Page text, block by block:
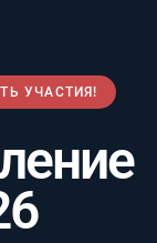
УЧАСТИЯ!